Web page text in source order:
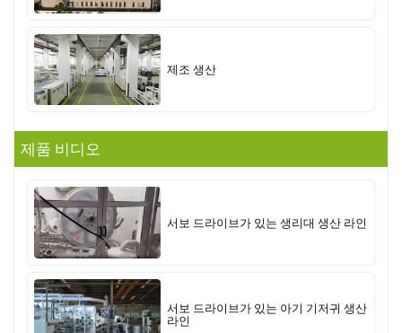
제조 생산
제품 비디오
서보 드라이브가 있는 생리대 생산 라인
서보 드라이브가 있는 아기 기저귀 생산
라인